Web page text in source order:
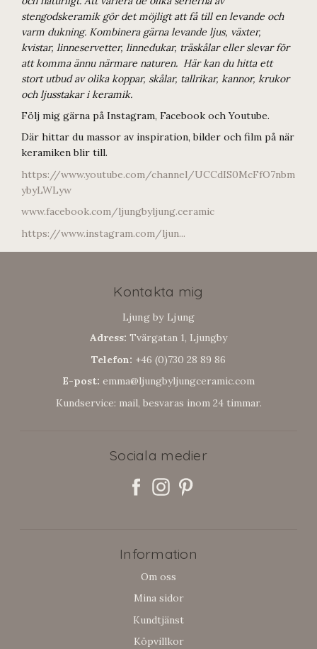
stengodskeramik gör det möjligt att få till en levande och
varm dukning. Kombinera gärna levande ljus, växter,
kvistar, linneservetter, linnedukar, träskålar eller slevar för
att komma ännu närmare naturen. Här kan du hitta ett
stort utbud av olika koppar, skålar, tallrikar, kannor, krukor
och ljusstakar i keramik.
Följ mig gärna på Instagram, Facebook och Youtube.
Där hittar du massor av inspiration, bilder och film på när
keramiken blir till.
https://www.youtube.com/channel/UCCdIS0McFfO7nbm
ybyLWLyw
www.facebook.com/ljungbyljung.ceramic
https://www.instagram.com/ljun...
Kontakta mig
Ljung by Ljung
Adress: Tvärgatan 1, Ljungby
Telefon: +46 (0)730 28 89 86
E-post: emma@ljungbyljungceramic.com
Kundservice: mail, besvaras inom 24 timmar.
Sociala medier
Information
Om oss
Mina sidor
Kundtjänst
Köpvillkor